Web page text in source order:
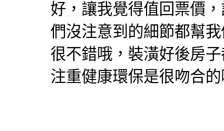
好，讓我覺得值回票價
們沒注意到的細節都幫
很不錯哦，裝潢好後房
注重健康環保是很吻合